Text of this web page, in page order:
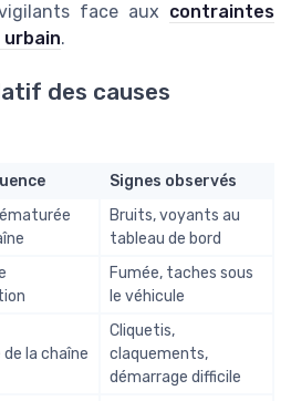
face aux contraintes
urbain.
des causes
Signes observés
Bruits, voyants au
tableau de bord
Fumée, taches sous
le véhicule
la chaîne
Cliquetis,
claquements,
démarrage difficile